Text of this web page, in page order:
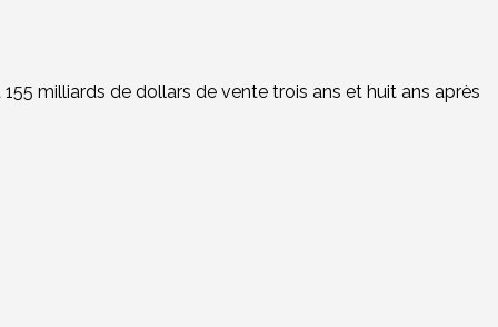
milliards de dollars de vente trois ans et huit ans après